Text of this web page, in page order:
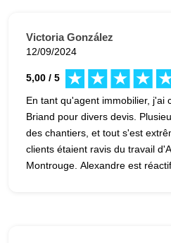
Victoria González
12/09/2024
5,00 / 5
En tant qu'agent immobilier, j'ai
Briand pour divers devis.
des chantiers, et tout s'est
clients étaient ravis du travail
Montrouge. Alexandre est